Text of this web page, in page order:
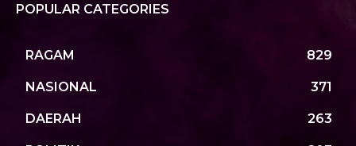
POPULAR CATEGORIES
RAGAM 829
NASIONAL 371
DAERAH 263